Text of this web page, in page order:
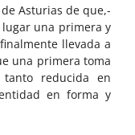
Asturias de que,-
una primera y
llevada a
una primera toma
reducida en
en forma y